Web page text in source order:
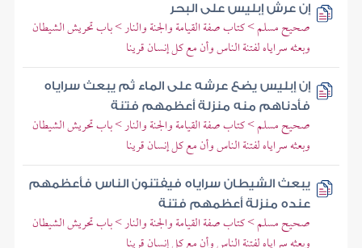
إن عرش إبليس على البحر
صحيح مسلم > كتاب صفة القيامة والجنة والنار > باب تحريش الشيطان
وبعثه سراياه لفتنة الناس وأن مع كل إنسان قرينا
إن إبليس يضع عرشه على الماء ثم يبعث سراياه
فأدناهم منه منزلة أعظمهم فتنة
صحيح مسلم > كتاب صفة القيامة والجنة والنار > باب تحريش الشيطان
وبعثه سراياه لفتنة الناس وأن مع كل إنسان قرينا
يبعث الشيطان سراياه فيفتنون الناس فأعظمهم
عنده منزلة أعظمهم فتنة
صحيح مسلم > كتاب صفة القيامة والجنة والنار > باب تحريش الشيطان